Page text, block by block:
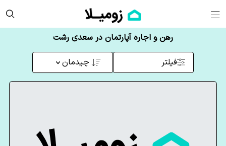
رهن و اجاره آپارتمان در سعدی رشت
فیلتر چیدمان